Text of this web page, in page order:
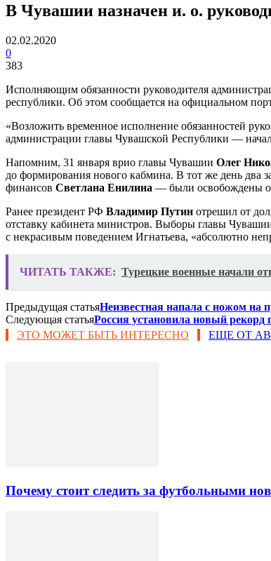
В Чувашии назначен и. о.
02.02.2020
0
383
Исполняющим обязанности руководителя
республики. Об этом сообщается на официальном
«Возложить временное исполнение обязанностей
администрации главы Чувашской Республики —
Напомним, 31 января врио главы Чувашии Олег
до формирования нового кабмина. В тот же день два
финансов Светлана Енилина — были освобождены
Ранее президент РФ Владимир Путин отрешил от
отставку кабинета министров. Выборы главы
с некрасивым поведением Игнатьева, «абсолютно
ЧИТАТЬ ТАКЖЕ: Турецкие военные начали
Предыдущая статьяНеизвестная напала с ножом на
Следующая статьяРоссия установила новый рекорд
ЭТО МОЖЕТ БЫТЬ ИНТЕРЕСНО
ЕЩЕ ОТ
Почему стоит следить за футбольными